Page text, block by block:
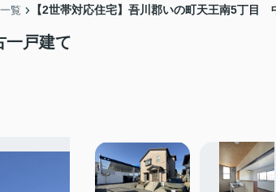
覧 【2世帯対応住宅】吾川郡いの町天王南5丁目
一戸建て